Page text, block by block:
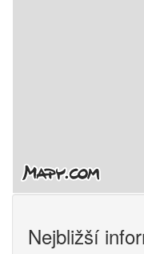
Nejbližší